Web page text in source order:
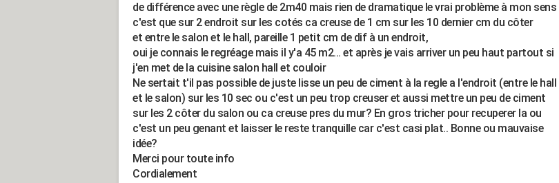
de différence avec une règle de 2m40 mais rien de dramatique le vrai problème à mon sens
c'est que sur 2 endroit sur les cotés ca creuse de 1 cm sur les 10 dernier cm du côter
et entre le salon et le hall, pareille 1 petit cm de dif à un endroit,
oui je connais le regréage mais il y'a 45 m2... et après je vais arriver un peu haut partout si
j'en met de la cuisine salon hall et couloir
Ne sertait t'il pas possible de juste lisse un peu de ciment à la regle a l'endroit (entre le hall
et le salon) sur les 10 sec ou c'est un peu trop creuser et aussi mettre un peu de ciment
sur les 2 côter du salon ou ca creuse pres du mur? En gros tricher pour recuperer la ou
c'est un peu genant et laisser le reste tranquille car c'est casi plat.. Bonne ou mauvaise
idée?
Merci pour toute info
Cordialement